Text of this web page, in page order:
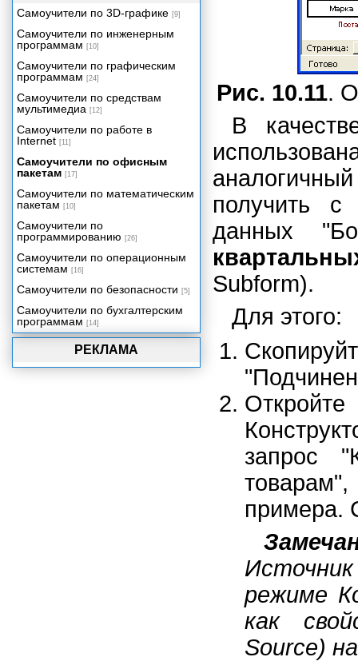
Рис. 10.11.
В
получить
данных
Subform).
Для этого:
запрос
примера.
режиме
как
Source)
РЕКЛАМА
Проведение вычислений.
Создание полей, содержащих
сумму с накоплением.
Вычисление процентов.
Нумерация записей и подсчет
количества записей в отчете.
Объединение текстовых данных
и печать условий отбора
записей в отчете
Фильтрация данных в отчете
Работа с макросами
Публикация данных в
корпоративной сети и Интернете
Программирование в Access
2002
Настройка пользовательского
интерфейса
Интеграция Access 2002 с
другими компонентами Office
2002
Особенности сетевых
приложений Access
Проекты Microsoft Access 2002
Самоучители по 3D-графике [9]
Самоучители по инженерным
программам [10]
Самоучители по графическим
программам [24]
Самоучители по средствам
мультимедиа [12]
Самоучители по работе в
Internet [11]
Самоучители по офисным
пакетам [17]
Самоучители по математическим
пакетам [10]
Самоучители по
программированию [26]
Самоучители по операционным
системам [16]
Самоучители по безопасности [5]
Самоучители по бухгалтерским
программам [14]